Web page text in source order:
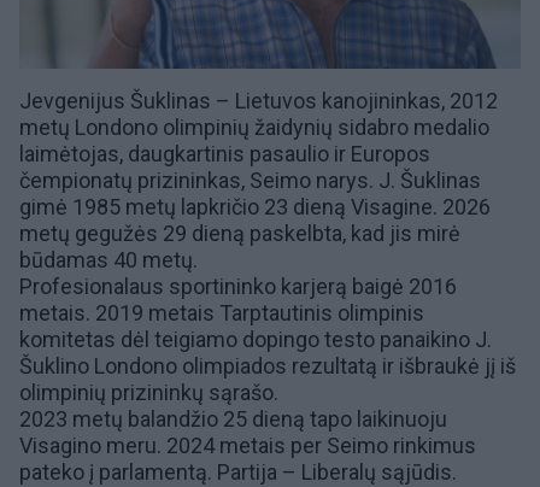
Jevgenijus Šuklinas – Lietuvos kanojininkas, 2012
metų Londono olimpinių žaidynių sidabro medalio
laimėtojas, daugkartinis pasaulio ir Europos
čempionatų prizininkas, Seimo narys. J. Šuklinas
gimė 1985 metų lapkričio 23 dieną Visagine. 2026
metų gegužės 29 dieną paskelbta, kad jis mirė
būdamas 40 metų.
Profesionalaus sportininko karjerą baigė 2016
metais. 2019 metais Tarptautinis olimpinis
komitetas dėl teigiamo dopingo testo panaikino J.
Šuklino Londono olimpiados rezultatą ir išbraukė jį iš
olimpinių prizininkų sąrašo.
2023 metų balandžio 25 dieną tapo laikinuoju
Visagino meru. 2024 metais per Seimo rinkimus
pateko į parlamentą. Partija – Liberalų sąjūdis.